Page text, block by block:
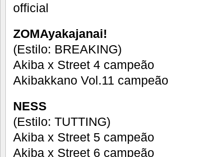
official
ZOMAyakajanai!
(Estilo: BREAKING)
Akiba x Street 4 campeão
Akibakkano Vol.11 campeão
NESS
(Estilo: TUTTING)
Akiba x Street 5 campeão
Akiba x Street 6 campeão